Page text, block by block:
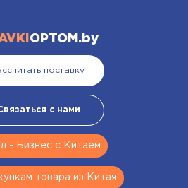
OPTOM.by
поставку
с нами
- Бизнес с Китаем
товара из Китая